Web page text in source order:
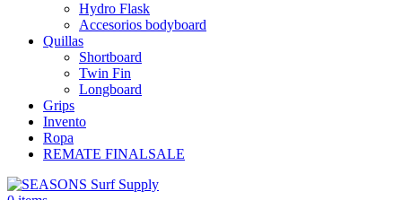
Hydro Flask
Accesorios bodyboard
Quillas
Shortboard
Twin Fin
Longboard
Grips
Invento
Ropa
REMATE FINALSALE